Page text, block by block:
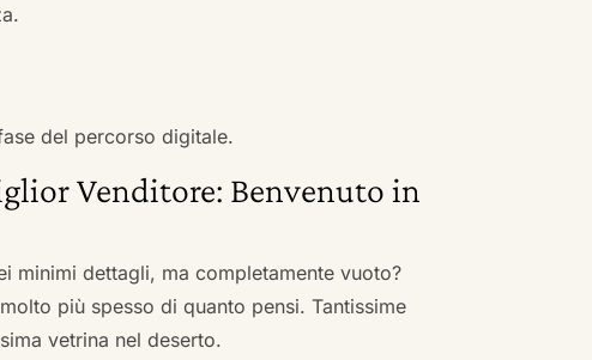
del percorso digitale.
Venditore: Benvenuto in
minimi dettagli, ma completamente vuoto?
più spesso di quanto pensi. Tantissime
vetrina nel deserto.